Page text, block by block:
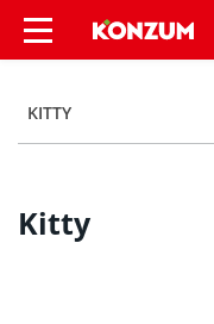
Kitty -
KITTY
Kitty